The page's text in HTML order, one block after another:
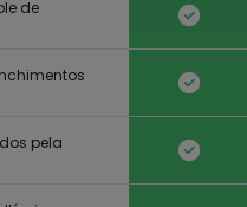
de
pela